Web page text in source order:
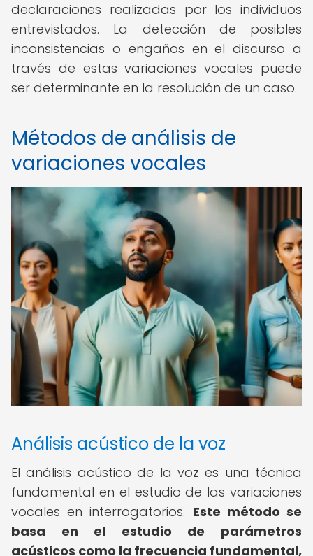
declaraciones realizadas por los individuos
entrevistados. La detección de posibles
inconsistencias o engaños en el discurso a
través de estas variaciones vocales puede
ser determinante en la resolución de un caso.
Métodos de análisis de
variaciones vocales
Análisis acústico de la voz
El análisis acústico de la voz es una técnica
fundamental en el estudio de las variaciones
vocales en interrogatorios. Este método se
basa en el estudio de parámetros
acústicos como la frecuencia fundamental,